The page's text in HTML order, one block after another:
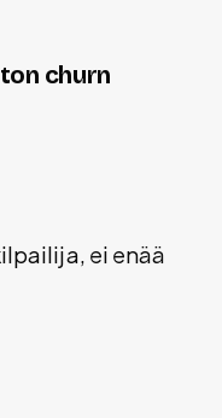
churn
ei enää